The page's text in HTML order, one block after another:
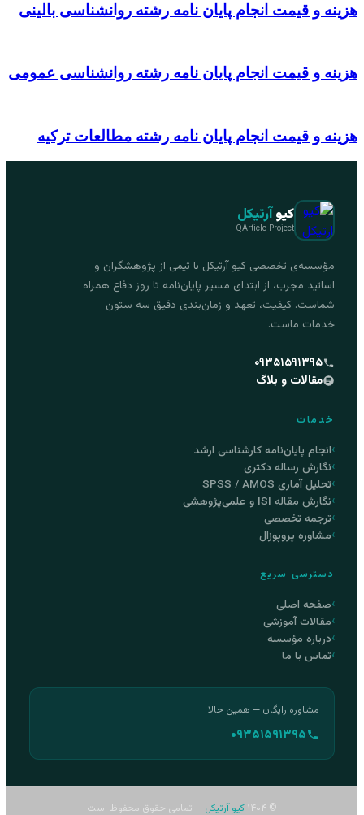
هزینه و قیمت انجام پایان نامه رشته روانشناسی بالینی
هزینه و قیمت انجام پایان نامه رشته روانشناسی عمومی
هزینه و قیمت انجام پایان نامه رشته مطالعات ترکیه
کیوآرتیکل
QArticle Project
مؤسسه‌ی تخصصی کیو آرتیکل با تیمی از پژوهشگران و
اساتید مجرب، از ابتدای مسیر پایان‌نامه تا روز دفاع همراه
شماست. کیفیت، تعهد و زمان‌بندی دقیق سه ستون
خدمات ماست.
۰۹۳۵۱۵۹۱۳۹۵
مقالات و بلاگ
خدمات
انجام پایان‌نامه کارشناسی ارشد
نگارش رساله دکتری
تحلیل آماری SPSS / AMOS
نگارش مقاله ISI و علمی‌پژوهشی
ترجمه تخصصی
مشاوره پروپوزال
دسترسی سریع
صفحه اصلی
مقالات آموزشی
درباره مؤسسه
تماس با ما
مشاوره رایگان — همین حالا
۰۹۳۵۱۵۹۱۳۹۵
© ۱۴۰۴ کیو آرتیکل — تمامی حقوق محفوظ است